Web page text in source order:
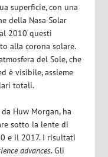
superficie, con una
della Nasa Solar
2010 questi
alla corona solare.
del Sole, che
è visibile, assieme
totali.
Huw Morgan, ha
sotto la lente di
e il 2017. I risultati
advances. Gli